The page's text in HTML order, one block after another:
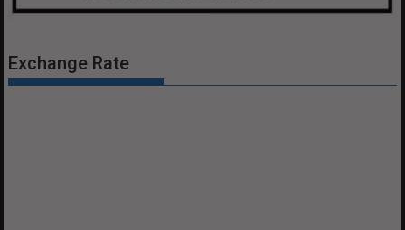
Exchange Rate